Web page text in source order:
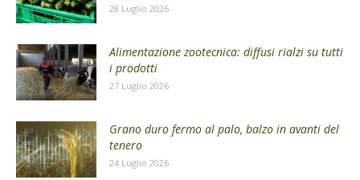
28 Luglio 2026
Alimentazione zootecnica: diffusi rialzi su tutti
i prodotti
27 Luglio 2026
Grano duro fermo al palo, balzo in avanti del
tenero
24 Luglio 2026